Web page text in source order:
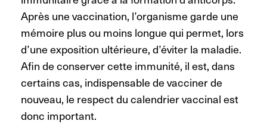
Après une vaccination, l’organisme garde une
mémoire plus ou moins longue qui permet, lors
d’une exposition ultérieure, d’éviter la maladie.
Afin de conserver cette immunité, il est, dans
certains cas, indispensable de vacciner de
nouveau, le respect du calendrier vaccinal est
donc important.